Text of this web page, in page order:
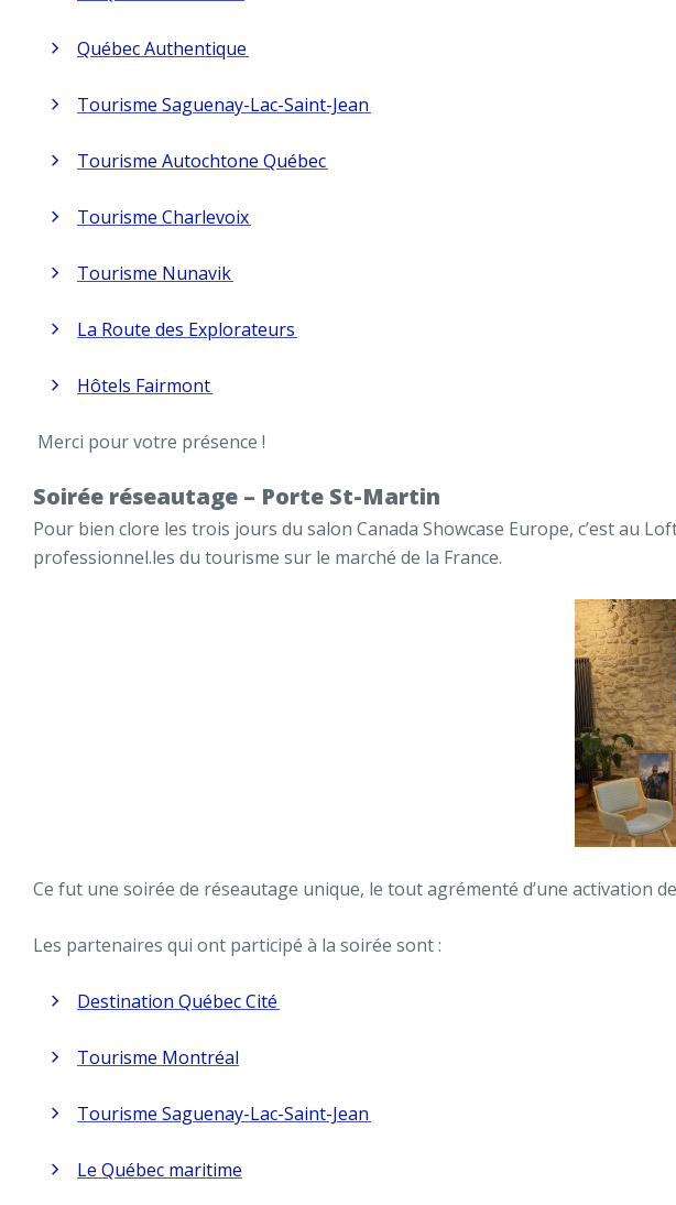
Québec Authentique
Tourisme Saguenay-Lac-Saint-Jean
Tourisme Autochtone Québec
Tourisme Charlevoix
Tourisme Nunavik
La Route des Explorateurs
Hôtels Fairmont
Merci pour votre présence !
Soirée réseautage – Porte St-Martin
Pour bien clore les trois jours du salon Canada Showcase Europe, c’est au
professionnel.les du tourisme sur le marché de la France.
Ce fut une soirée de réseautage unique, le tout agrémenté d’une activation
Les partenaires qui ont participé à la soirée sont :
Destination Québec Cité
Tourisme Montréal
Tourisme Saguenay-Lac-Saint-Jean
Le Québec maritime